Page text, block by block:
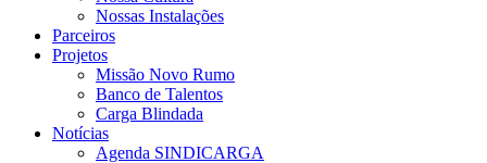
Nossas Instalações
Parceiros
Projetos
Missão Novo Rumo
Banco de Talentos
Carga Blindada
Notícias
Agenda SINDICARGA